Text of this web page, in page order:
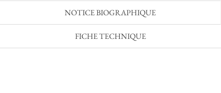
NOTICE BIOGRAPHIQUE
FICHE TECHNIQUE